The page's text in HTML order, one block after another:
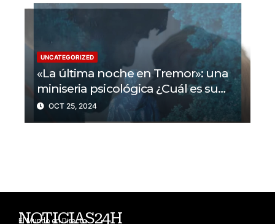
UNCATEGORIZED
«La última noche en Tremor»: una
miniseria psicológica ¿Cuál es su
trama?
OCT 25, 2024
NOTICIAS24H
El Mundo en Directo